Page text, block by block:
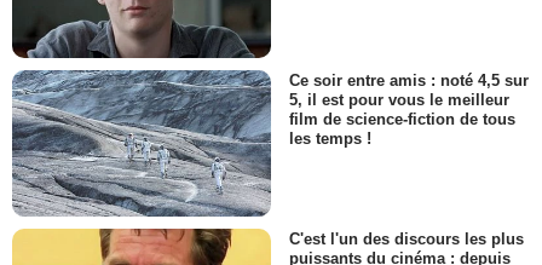
Ce soir entre amis : noté 4,5 sur
5, il est pour vous le meilleur
film de science-fiction de tous
les temps !
C'est l'un des discours les plus
puissants du cinéma : depuis